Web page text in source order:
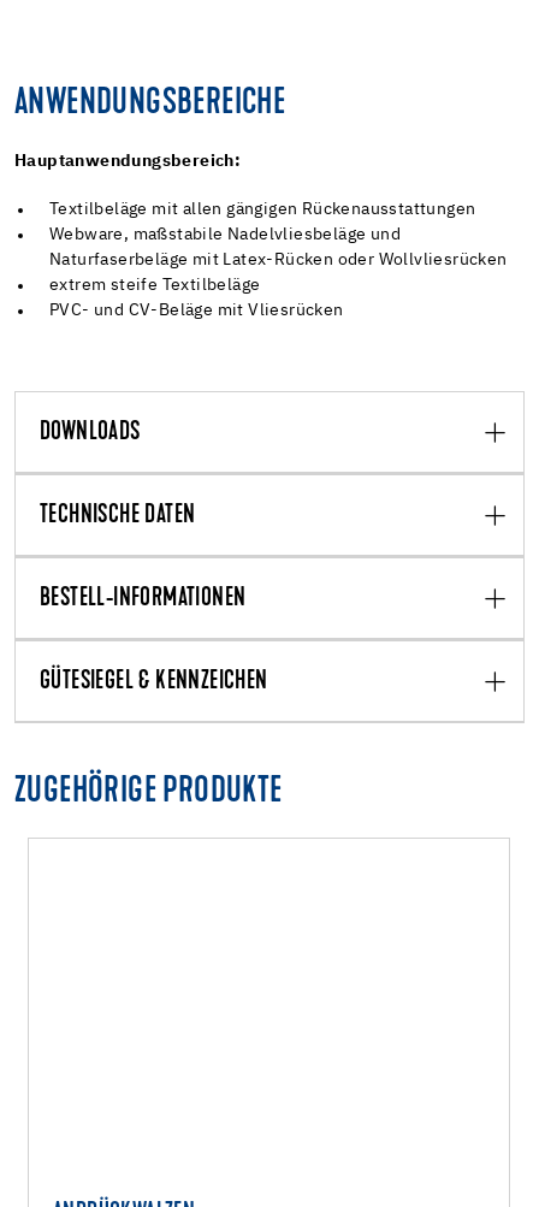
ANWENDUNGSBEREICHE
Hauptanwendungsbereich:
Textilbeläge mit allen gängigen Rückenausstattungen
Webware, maßstabile Nadelvliesbeläge und
Naturfaserbeläge mit Latex-Rücken oder Wollvliesrücken
extrem steife Textilbeläge
PVC- und CV-Beläge mit Vliesrücken
DOWNLOADS
TECHNISCHE DATEN
BESTELL-INFORMATIONEN
GÜTESIEGEL & KENNZEICHEN
ZUGEHÖRIGE PRODUKTE